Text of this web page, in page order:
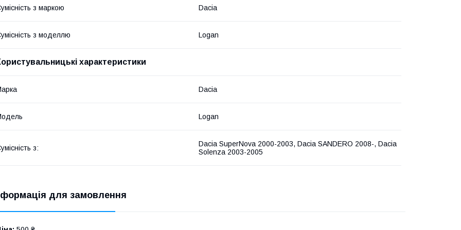
з маркою Dacia
з моделлю Logan
характеристики
Dacia
Logan
з:
Dacia SuperNova 2000-2003, Dacia SANDERO 2008-, Dacia
Solenza 2003-2005
для замовлення